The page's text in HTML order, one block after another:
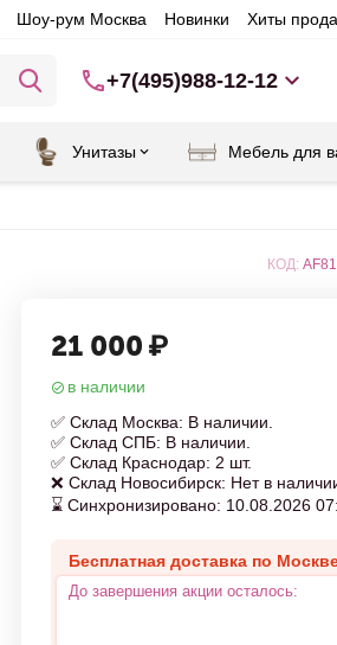
Шоу-рум Москва Новинки Хиты
+7(495)988-12-12
Унитазы Мебель для
КОД:
21 000 ₽
в наличии
✅ Склад Москва: В наличии.
✅ Склад СПБ: В наличии.
✅ Склад Краснодар: 2 шт.
❌ Склад Новосибирск: Нет в
⌛ Синхронизировано: 10.08.2026
Бесплатная доставка по
До завершения акции осталось: